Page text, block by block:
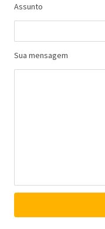
Assunto
Sua mensagem